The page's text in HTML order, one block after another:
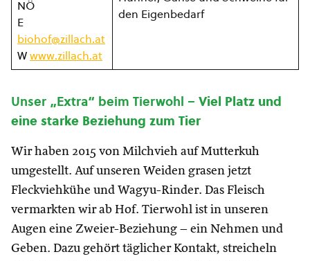
NÖ
E
biohof@zillach.at
Wwww.zillach.at
den Eigenbedarf
Unser „Extra“ beim Tierwohl – Viel Platz und
eine starke Beziehung zum Tier
Wir haben 2015 von Milchvieh auf Mutterkuh
umgestellt. Auf unseren Weiden grasen jetzt
Fleckviehkühe und Wagyu-Rinder. Das Fleisch
vermarkten wir ab Hof. Tierwohl ist in unseren
Augen eine Zweier-Beziehung – ein Nehmen und
Geben. Dazu gehört täglicher Kontakt, streicheln